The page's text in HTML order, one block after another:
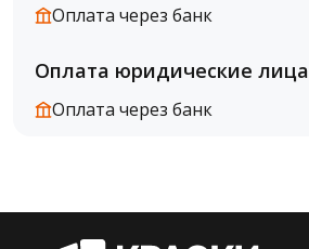
Оплата через банк
Оплата юридические лица
Оплата через банк